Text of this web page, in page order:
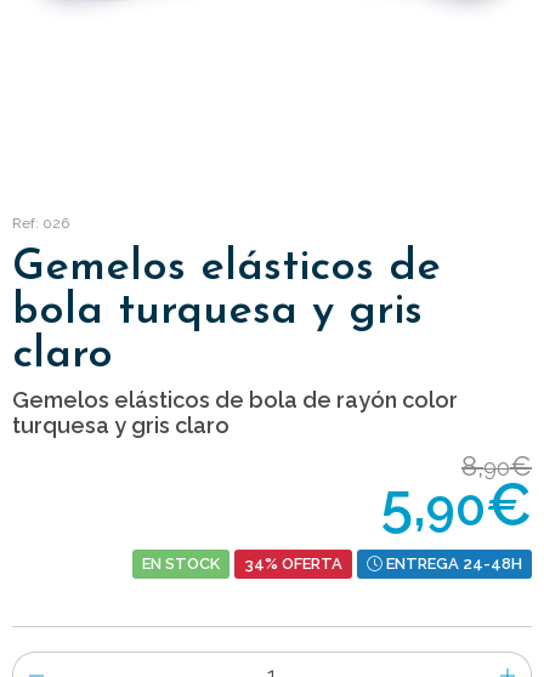
Ref: 026
Gemelos elásticos de
bola turquesa y gris
claro
Gemelos elásticos de bola de rayón color
turquesa y gris claro
8,90€
5,90€
EN STOCK 34% OFERTA ENTREGA 24-48H
Número